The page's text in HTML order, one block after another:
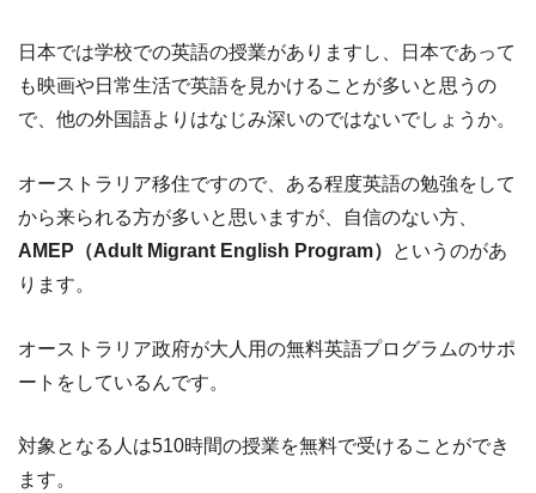
日本では学校での英語の授業がありますし、日本であって
も映画や日常生活で英語を見かけることが多いと思うの
で、他の外国語よりはなじみ深いのではないでしょうか。
オーストラリア移住ですので、ある程度英語の勉強をして
から来られる方が多いと思いますが、自信のない方、
AMEP（Adult Migrant English Program）
というのがあ
ります。
オーストラリア政府が大人用の無料英語プログラムのサポ
ートをしているんです。
対象となる人は510時間の授業を無料で受けることができ
ます。